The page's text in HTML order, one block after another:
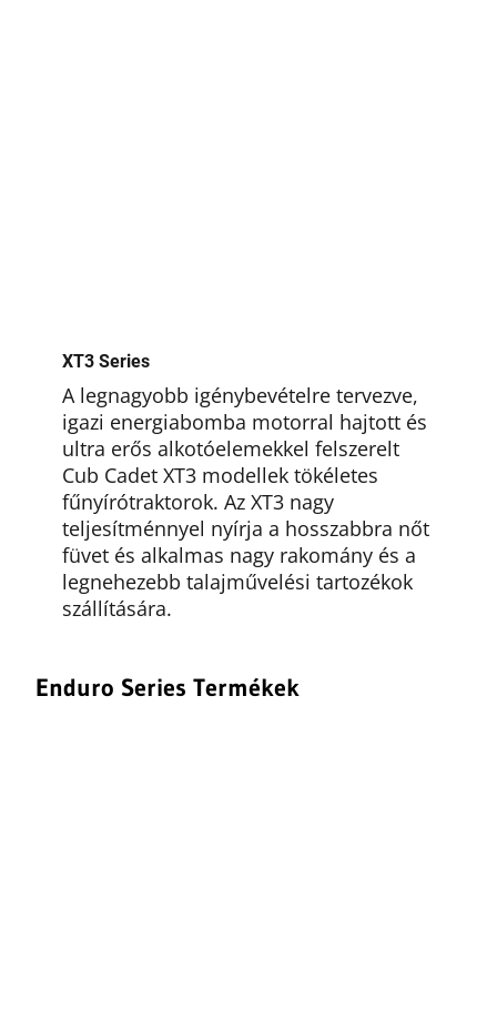
XT3 Series
A legnagyobb igénybevételre tervezve,
igazi energiabomba motorral hajtott és
ultra erős alkotóelemekkel felszerelt
Cub Cadet XT3 modellek tökéletes
fűnyírótraktorok. Az XT3 nagy
teljesítménnyel nyírja a hosszabbra nőt
füvet és alkalmas nagy rakomány és a
legnehezebb talajművelési tartozékok
szállítására.
Enduro Series Termékek